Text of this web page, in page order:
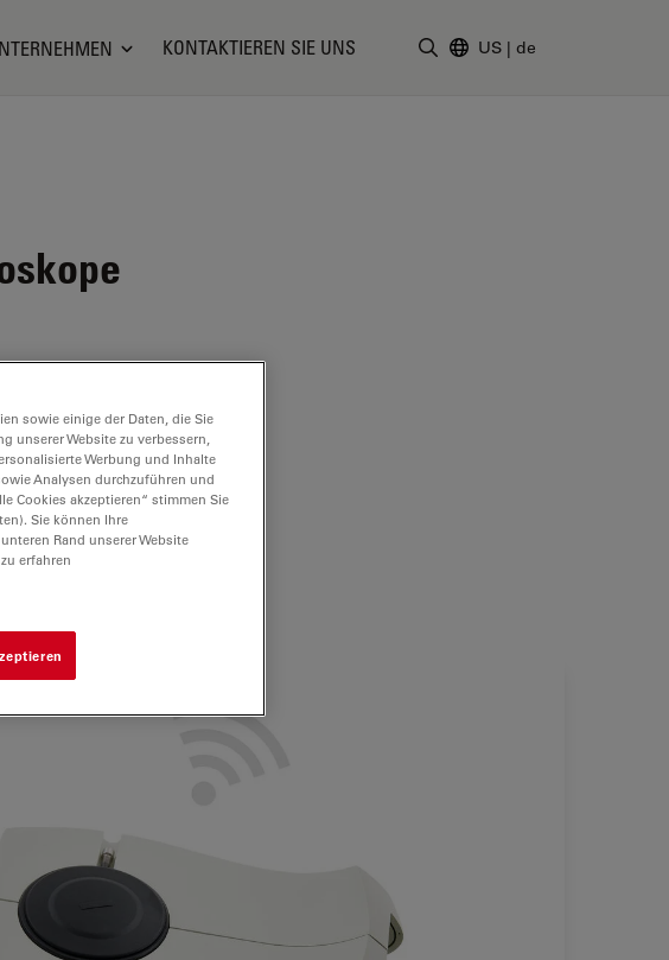
KONTAKTIEREN SIE UNS US | de
sowie einige der Daten, die Sie
unserer Website zu verbessern,
Werbung und Inhalte
Analysen durchzuführen und
Cookies akzeptieren“ stimmen Sie
Sie können Ihre
Rand unserer Website
erfahren